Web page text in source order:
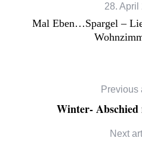
28. April
Mal Eben…Spargel –
Previous
Winter-
Next